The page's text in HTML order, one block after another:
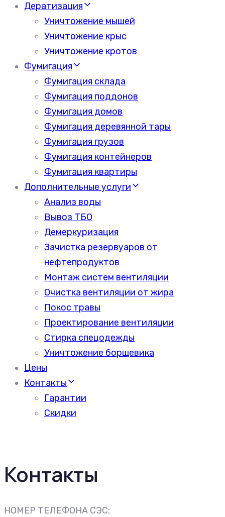
Дератизация
Уничтожение мышей
Уничтожение крыс
Уничтожение кротов
Фумигация
Фумигация склада
Фумигация поддонов
Фумигация домов
Фумигация деревянной тары
Фумигация грузов
Фумигация контейнеров
Фумигация квартиры
Дополнительные услуги
Анализ воды
Вывоз ТБО
Демеркуризация
Зачистка резервуаров от
нефтепродуктов
Монтаж систем вентиляции
Очистка вентиляции от жира
Покос травы
Проектирование вентиляции
Стирка спецодежды
Уничтожение борщевика
Цены
Контакты
Гарантии
Скидки
Контакты
НОМЕР ТЕЛЕФОНА СЭС: